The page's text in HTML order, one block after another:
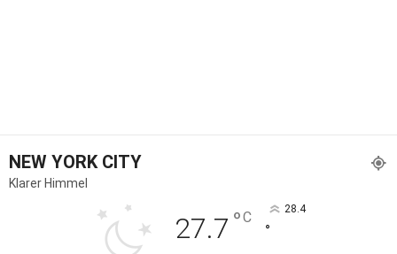
NEW YORK CITY
Klarer Himmel
27.7 °C 28.4
°